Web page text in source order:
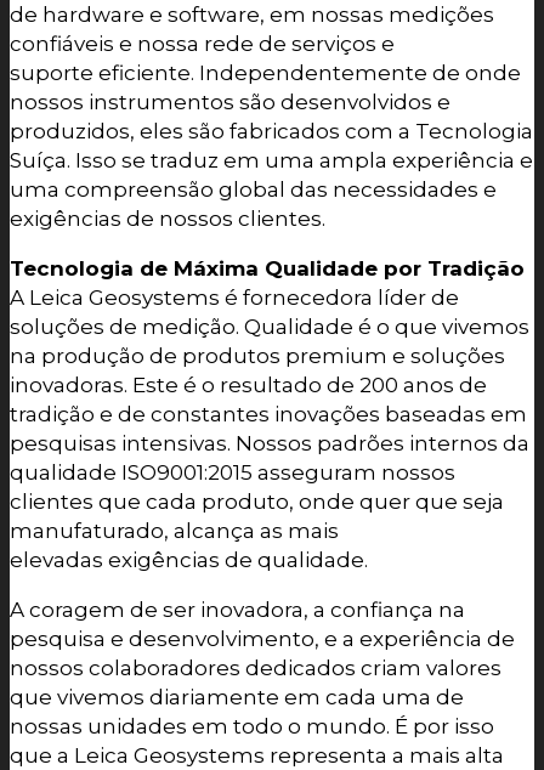
de hardware e software, em nossas medições
confiáveis e nossa rede de serviços e
suporte eficiente. Independentemente de onde
nossos instrumentos são desenvolvidos e
produzidos, eles são fabricados com a Tecnologia
Suíça. Isso se traduz em uma ampla experiência e
uma compreensão global das necessidades e
exigências de nossos clientes.
Tecnologia de Máxima Qualidade por Tradição
A Leica Geosystems é fornecedora líder de
soluções de medição. Qualidade é o que vivemos
na produção de produtos premium e soluções
inovadoras. Este é o resultado de 200 anos de
tradição e de constantes inovações baseadas em
pesquisas intensivas. Nossos padrões internos da
qualidade ISO9001:2015 asseguram nossos
clientes que cada produto, onde quer que seja
manufaturado, alcança as mais
elevadas exigências de qualidade.
A coragem de ser inovadora, a confiança na
pesquisa e desenvolvimento, e a experiência de
nossos colaboradores dedicados criam valores
que vivemos diariamente em cada uma de
nossas unidades em todo o mundo. É por isso
que a Leica Geosystems representa a mais alta